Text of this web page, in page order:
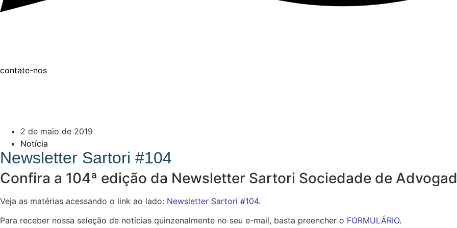
contate-nos
2 de maio de 2019
Notícia
Newsletter Sartori #104
Confira a 104ª edição da Newsletter Sartori Sociedade de
Veja as matérias acessando o link ao lado: Newsletter Sartori #104.
Para receber nossa seleção de notícias quinzenalmente no seu e-mail, basta preencher o FORMULÁRIO.